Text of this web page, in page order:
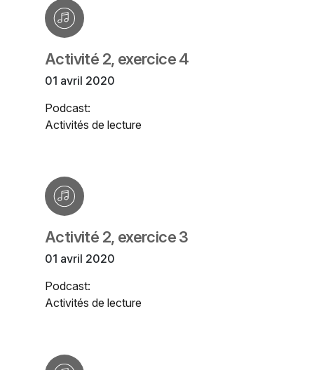
Activité 2, exercice 4
01 avril 2020
Podcast:
Activités de lecture
Activité 2, exercice 3
01 avril 2020
Podcast:
Activités de lecture